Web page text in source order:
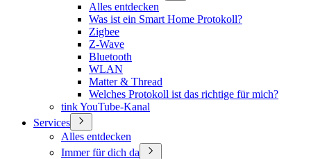
Alles entdecken
Was ist ein Smart Home Protokoll?
Zigbee
Z-Wave
Bluetooth
WLAN
Matter & Thread
Welches Protokoll ist das richtige für mich?
tink YouTube-Kanal
Services
Alles entdecken
Immer für dich da